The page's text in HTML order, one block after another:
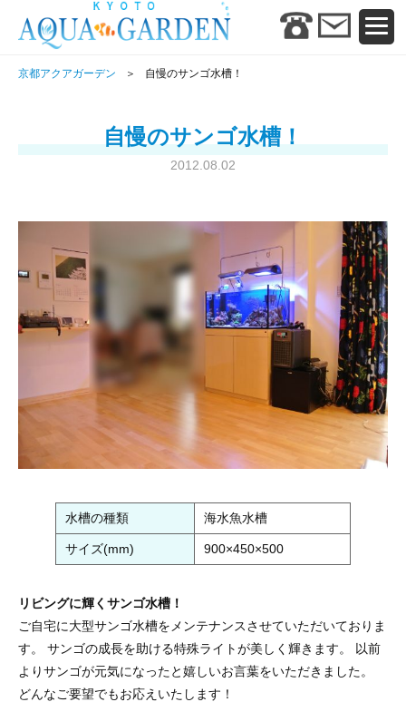
京都アクアガーデン 自慢のサンゴ水槽！
自慢のサンゴ水槽！
2012.08.02
水槽の種類 海水魚水槽
サイズ(mm) 900×450×500
リビングに輝くサンゴ水槽！
ご自宅に大型サンゴ水槽をメンテナンスさせていただいておりま
す。 サンゴの成長を助ける特殊ライトが美しく輝きます。 以前
よりサンゴが元気になったと嬉しいお言葉をいただきました。
どんなご要望でもお応えいたします！